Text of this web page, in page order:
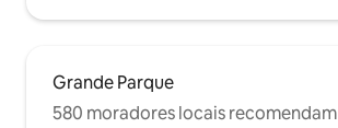
Grande Parque
580 moradores locais recomendam